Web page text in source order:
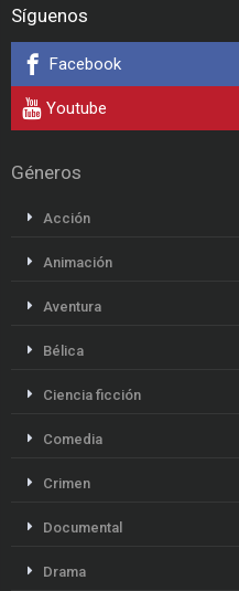
Síguenos
Facebook
Youtube
Géneros
Acción
Animación
Aventura
Bélica
Ciencia ficción
Comedia
Crimen
Documental
Drama